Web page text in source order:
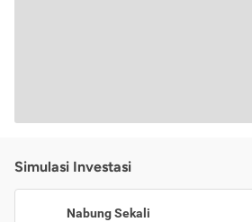
Simulasi Investasi
Nabung Sekali